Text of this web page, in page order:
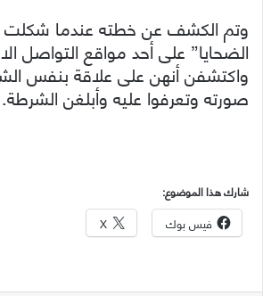
وتم الكشف عن خطته عندما شكلت
الضحايا” على أحد مواقع التواصل
واكتشفن أنهن على علاقة بنفس
صورته وتعرفوا عليه وأبلغن الشرطة.
شارك هذا الموضوع:
فيس بوك X